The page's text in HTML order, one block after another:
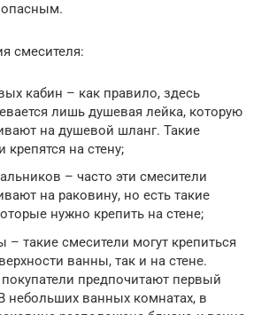
смесителя:
кабин – как правило, здесь
лишь душевая лейка, которую
на душевой шланг. Такие
крепятся на стену;
– часто эти смесители
на раковину, но есть такие
нужно крепить на стене;
– такие смесители могут крепиться
ванны, так и на стене.
предпочитают первый
небольших ванных комнатах, в